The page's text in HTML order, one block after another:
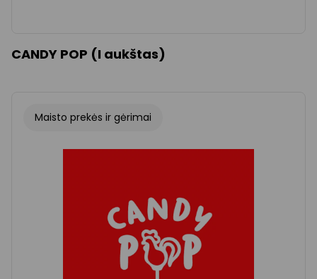
CANDY POP (I aukštas)
Maisto prekės ir gėrimai